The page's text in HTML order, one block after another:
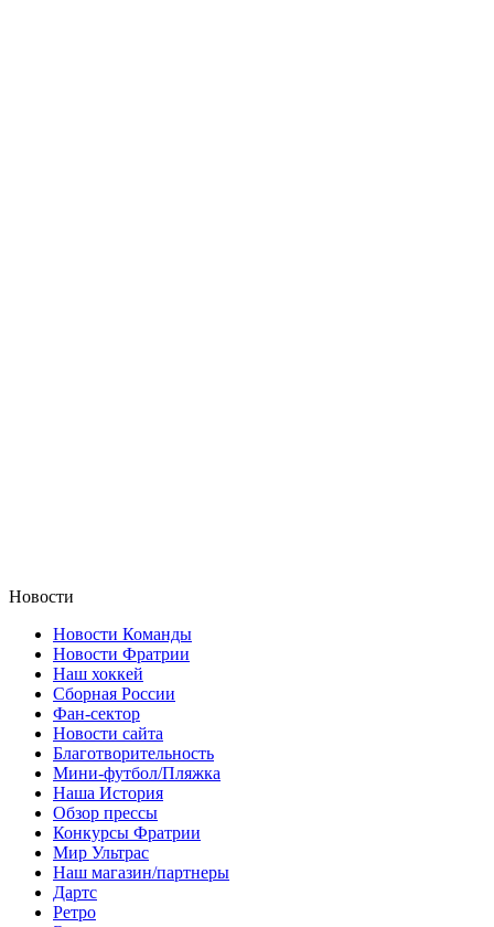
Новости
Новости Команды
Новости Фратрии
Наш хоккей
Сборная России
Фан-cектор
Новости сайта
Благотворительность
Мини-футбол/Пляжка
Наша История
Обзор прессы
Конкурсы Фратрии
Мир Ультрас
Наш магазин/партнеры
Дартс
Ретро